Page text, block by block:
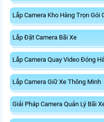
Lắp Camera Kho Hàng Trọn Gói
Lắp Đặt Camera Bãi Xe
Lắp Camera Quay Video Đóng
Lắp Camera Giữ Xe Thông Minh
Giải Pháp Camera Quản Lý Bãi